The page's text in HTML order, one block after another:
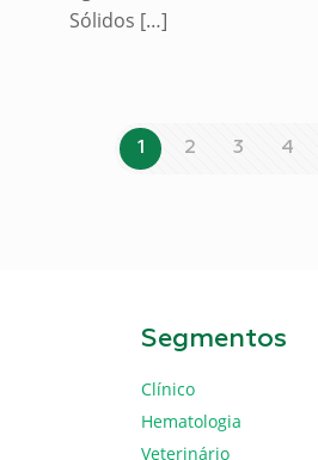
Sólidos […]
1 2 3 4
Segmentos
Clínico
Hematologia
Veterinário